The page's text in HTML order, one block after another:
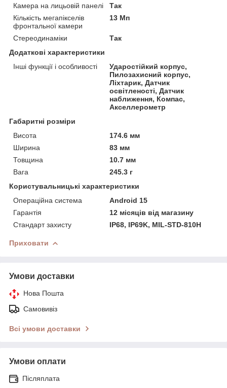
Камера на лицьовій панелі
Так
Кількість мегапікселів
фронтальної камери
13 Мп
Стереодинаміки
Так
Додаткові характеристики
Інші функції і особливості
Ударостійкий корпус,
Пилозахисний корпус,
Ліхтарик, Датчик
освітленості, Датчик
наближення, Компас,
Акселлерометр
Габаритні розміри
Висота
174.6 мм
Ширина
83 мм
Товщина
10.7 мм
Вага
245.3 г
Користувальницькі характеристики
Операційна система
Android 15
Гарантія
12 місяців від магазину
Стандарт захисту
IP68, IP69K, MIL-STD-810H
Приховати
Умови доставки
Нова Пошта
Самовивіз
Всі умови доставки
Умови оплати
Післяплата